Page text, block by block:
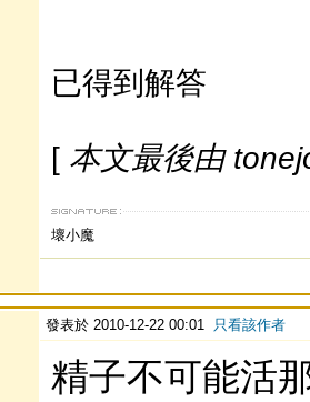
已得到解答
[本文最後由
壞小魔
發表於 2010-12-22 00:01 只看該作者
精子不可能活